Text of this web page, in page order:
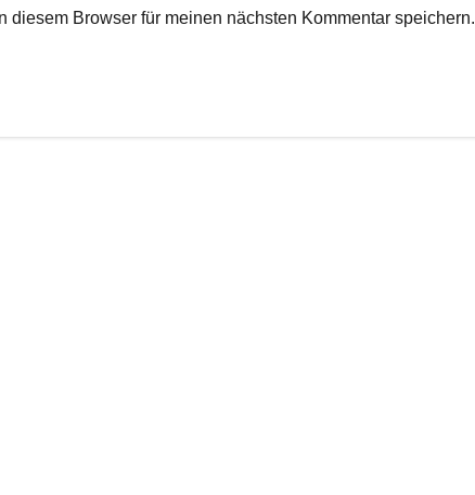
diesem Browser für meinen nächsten Kommentar speichern.